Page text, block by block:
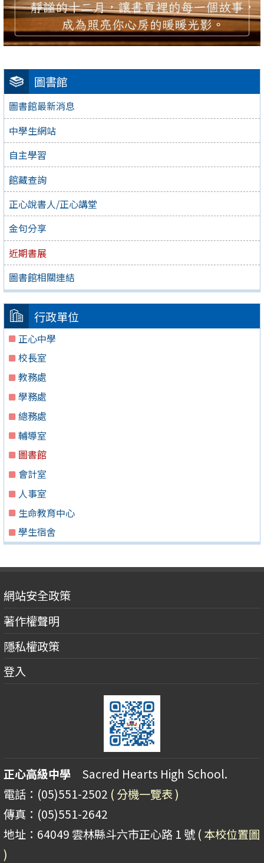
圖書館
圖書館最新消息
中學生網站
自主學習
館藏查詢
正心說書人/正心講堂
金句分享
近期書展
圖書館相關連結
行政單位
正心中學
校長室
教務處
學務處
總務處
輔導室
圖書館
會計室
人事室
生命教育中心
學生宿舍
網站安全政策
著作權聲明
隱私權政策
登入
正心高級中學 Sacred Hearts High School.
電話：(05)551-2502 ( 分機一覽表 )
傳真：(05)551-2642
地址：64049 雲林縣斗六市正心路 1 號 ( 本校位置圖
)